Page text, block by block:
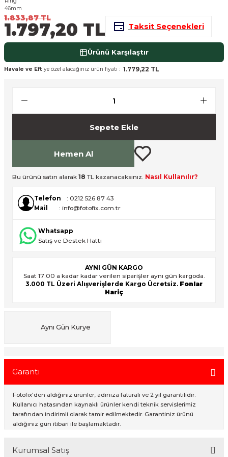
Cihazları
Işık Setleri
1.833,87 TL
1.797,20 TL Taksit Seçenekleri
Ürünü Karşılaştır
Havale ve Eft'ye özel alacağınız ürün fiyatı : 1.779,22 TL
Sepete Ekle
Hemen Al
Bu ürünü satın alarak 18 TL kazanacaksınız. Nasıl Kullanılır?
Telefon
: 0212 526 87 43
Mail
: info@fotofix.com.tr
Whatsapp
Satış ve Destek Hattı
AYNI GÜN KARGO
Saat 17:00 a kadar kadar verilen siparişler aynı gün kargoda.
3.000 TL Üzeri Alışverişlerde Kargo Ücretsiz. Fonlar
Hariç
Aynı Gün Kurye
Garanti
Fotofix'den aldığınız ürünler, adınıza faturalı ve 2 yıl garantilidir.
Kullanıcı hatasından kaynaklı ürünler kendi teknik servislerimiz
tarafından indirimli olarak tamir edilmektedir. Garantiniz ürünü
aldığınız gün itibari ile başlamaktadır.
Kurumsal Satış